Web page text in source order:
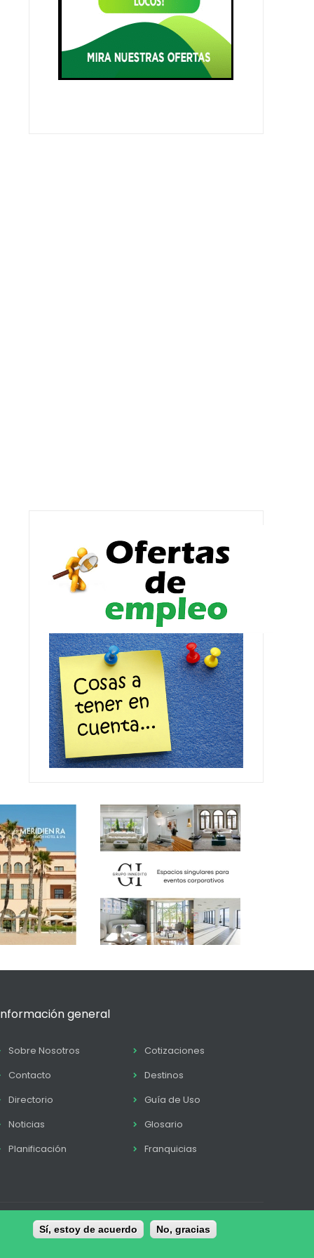
general
Sobre Nosotros
Cotizaciones
Contacto
Destinos
Directorio
Guía de Uso
Noticias
Glosario
Planificación
Franquicias
de Cookies Términos y condiciones
Sí, estoy de acuerdo No, gracias